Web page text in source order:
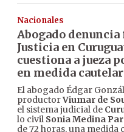
Nacionales
Abogado denuncia
Justicia en
cuestiona a jueza
en medida cautelar
El abogado Édgar
productorViumar de
el sistema judicial de
lo civil Sonia Medina
de 72 horas, una